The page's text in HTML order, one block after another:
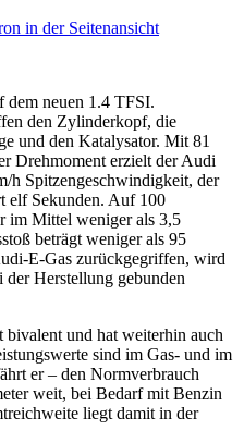
dem neuen 1.4 TFSI.
den Zylinderkopf, die
und den Katalysator. Mit 81
Drehmoment erzielt der Audi
h Spitzengeschwindigkeit, der
elf Sekunden. Auf 100
im Mittel weniger als 3,5
beträgt weniger als 95
E-Gas zurückgegriffen, wird
Herstellung gebunden
und hat weiterhin auch
sind im Gas- und im
er – den Normverbrauch
weit, bei Bedarf mit Benzin
liegt damit in der